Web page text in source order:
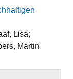
Lisa;
Martin